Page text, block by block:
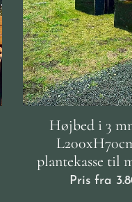
Højbed i 3
plantekasse til
Pris fra